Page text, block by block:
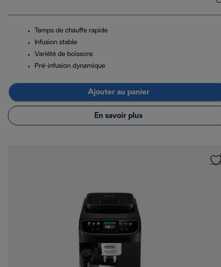
Temps de chauffe rapide
Infusion stable
Variété de boissons
Pré-infusion dynamique
Ajouter au panier
En savoir plus